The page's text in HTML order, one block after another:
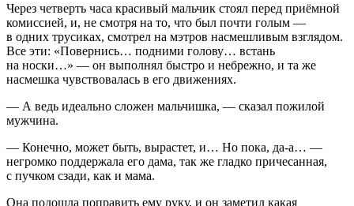
Через четверть часа красивый мальчик стоял перед приёмной
комиссией, и, не смотря на то, что был почти голым —
в одних трусиках, смотрел на мэтров насмешливым взглядом.
Все эти: «Повернись… подними голову… встань
на носки…» — он выполнял быстро и небрежно, и та же
насмешка чувствовалась в его движениях.
— А ведь идеально сложен мальчишка, — сказал пожилой
мужчина.
— Конечно, может быть, вырастет, и… Но пока, да-а… —
негромко поддержала его дама, так же гладко причесанная,
с пучком сзади, как и мама.
Она подошла поправить ему руку, и он заметил какая